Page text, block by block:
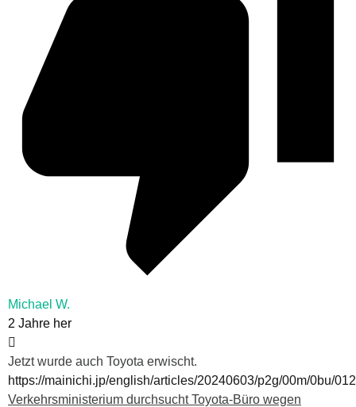
Michael W.
2 Jahre her
Jetzt wurde auch Toyota erwischt.
https://mainichi.jp/english/articles/20240603/p2g/00m/0bu/
Verkehrsministerium durchsucht Toyota-Büro wegen